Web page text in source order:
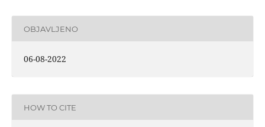
OBJAVLJENO
06-08-2022
HOW TO CITE